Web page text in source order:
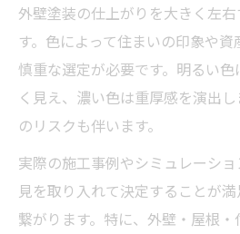
外壁塗装の仕上がりを大きく左
す。色によって住まいの印象や資
慎重な選定が必要です。明るい
く見え、濃い色は重厚感を演出
のリスクも伴います。
実際の施工事例やシミュレーシ
見を取り入れて決定することが
繋がります。特に、外壁・屋根